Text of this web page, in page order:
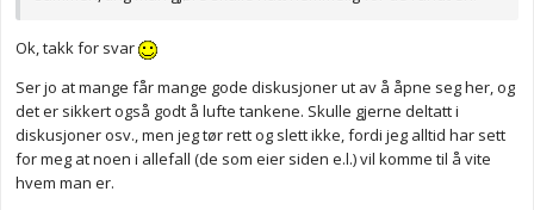
Ok, takk for svar
Ser jo at mange får mange gode diskusjoner ut av å åpne seg her, og
det er sikkert også godt å lufte tankene. Skulle gjerne deltatt i
diskusjoner osv., men jeg tør rett og slett ikke, fordi jeg alltid har sett
for meg at noen i allefall (de som eier siden e.l.) vil komme til å vite
hvem man er.